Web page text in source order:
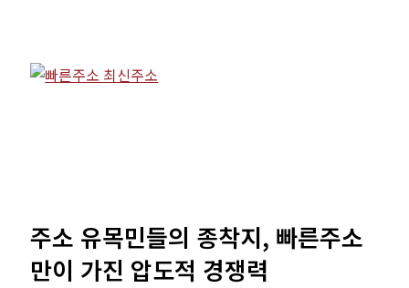
주소 유목민들의 종착지, 빠른주소
만이 가진 압도적 경쟁력